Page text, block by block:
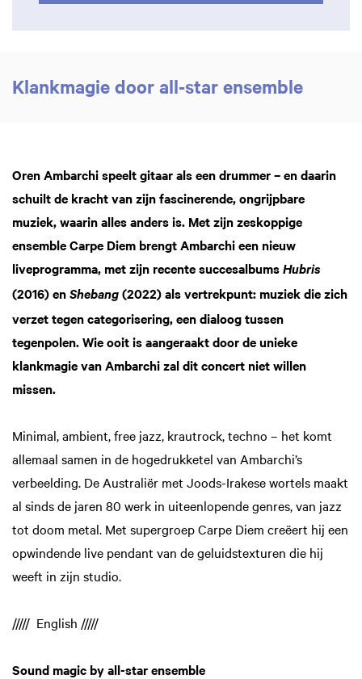
Klankmagie door all-star ensemble
Oren Ambarchi speelt gitaar als een drummer – en daarin
schuilt de kracht van zijn fascinerende, ongrijpbare
muziek, waarin alles anders is. Met zijn zeskoppige
ensemble Carpe Diem brengt Ambarchi een nieuw
liveprogramma, met zijn recente succesalbums Hubris
(2016) en Shebang (2022) als vertrekpunt: muziek die zich
verzet tegen categorisering, een dialoog tussen
tegenpolen. Wie ooit is aangeraakt door de unieke
klankmagie van Ambarchi zal dit concert niet willen
missen.
Minimal, ambient, free jazz, krautrock, techno – het komt
allemaal samen in de hogedrukketel van Ambarchi’s
verbeelding. De Australiër met Joods-Irakese wortels maakt
al sinds de jaren 80 werk in uiteenlopende genres, van jazz
tot doom metal. Met supergroep Carpe Diem creëert hij een
opwindende live pendant van de geluidstexturen die hij
weeft in zijn studio.
///// English /////
Sound magic by all-star ensemble